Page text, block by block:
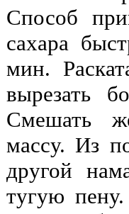
Способ
сахара
мин.
вырезать
Смешать
массу. Из
другой
тугую